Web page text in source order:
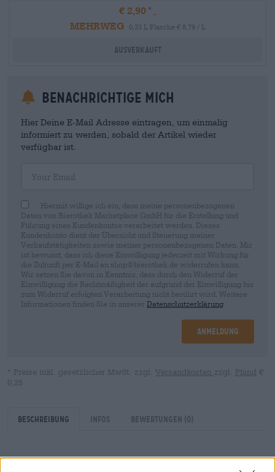
€ 2,90
MEHRWEG
0,33 L Flasche € 8,79 / L
Ausverkauft
Benachrichtige mich
Hier Deine E-Mail Adresse eintragen, um einmalig
informiert zu werden, sobald der Artikel wieder
verfügbar ist.
Hiermit willige ich ein, dass meine personenbezogenen
Daten von Bierothek Marketplace GmbH für die Erstellung und
Führung eines Kundenkontos verarbeitet werden. Dieses
Kundenkonto dient der Übersicht und Steuerung meiner
Verkaufstätigkeiten sowie meiner personenbezogenen Daten. Mir
ist bewusst, dass ich diese Einwilligung jederzeit mit Wirkung für
die Zukunft per E-Mail an shop@bierothek.de widerrufen kann.
Wir setzen Sie davon in Kenntnis, dass durch den Widerruf der
Einwilligung die Rechtmäßigkeit der aufgrund der Einwilligung bis
zum Widerruf erfolgten Verarbeitung nicht berührt wird. Weitere
Informationen finden Sie in unserer Datenschutzerklärung
Anmeldung
* Preise inkl. gesetzlicher MwSt. zzgl. Versandkosten zzgl. Pfand €
0,25
Beschreibung Infos Bewertungen (0)